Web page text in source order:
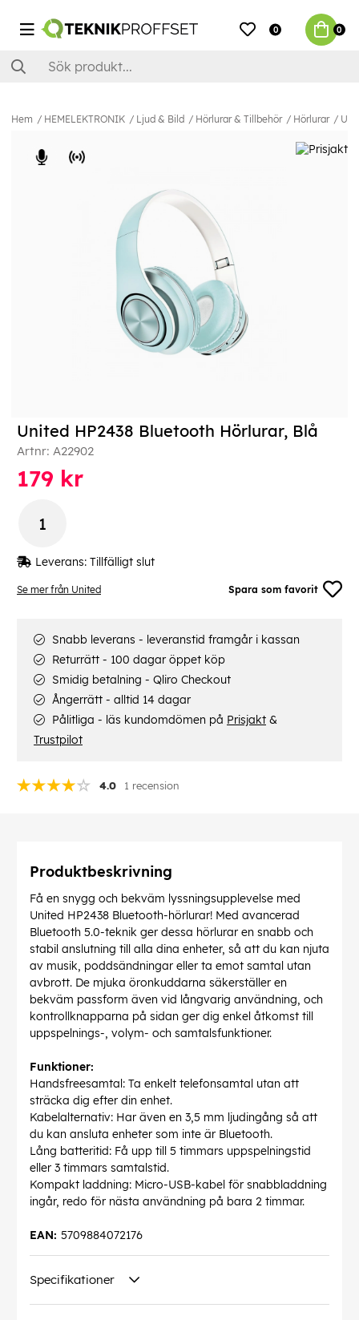
0 0
Hem HEMELEKTRONIK Ljud & Bild Hörlurar & Tillbehör Hörlurar
Se mer från United Spara som favorit
United HP2438 Bluetooth Hörlurar, Blå
Artnr: A22902
4.0 1 recension
179 kr
Leverans: Tillfälligt slut
Snabb leverans - leveranstid framgår i kassan
Returrätt - 100 dagar öppet köp
Smidig betalning - Qliro Checkout
Ångerrätt - alltid 14 dagar
Pålitliga - läs kundomdömen på Prisjakt &
Trustpilot
Produktbeskrivning
Få en snygg och bekväm lyssningsupplevelse med
United HP2438 Bluetooth-hörlurar! Med avancerad
Bluetooth 5.0-teknik ger dessa hörlurar en snabb och
stabil anslutning till alla dina enheter, så att du kan njuta
av musik, poddsändningar eller ta emot samtal utan
avbrott. De mjuka öronkuddarna säkerställer en
bekväm passform även vid långvarig användning, och
kontrollknapparna på sidan ger dig enkel åtkomst till
uppspelnings-, volym- och samtalsfunktioner.
Funktioner:
Handsfreesamtal: Ta enkelt telefonsamtal utan att
sträcka dig efter din enhet.
Kabelalternativ: Har även en 3,5 mm ljudingång så att
du kan ansluta enheter som inte är Bluetooth.
Lång batteritid: Få upp till 5 timmars uppspelningstid
eller 3 timmars samtalstid.
Kompakt laddning: Micro-USB-kabel för snabbladdning
ingår, redo för nästa användning på bara 2 timmar.
5709884072176
EAN:
Specifikationer